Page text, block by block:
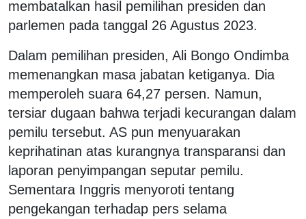
membatalkan hasil pemilihan presiden dan
parlemen pada tanggal 26 Agustus 2023.
Dalam pemilihan presiden, Ali Bongo Ondimba
memenangkan masa jabatan ketiganya. Dia
memperoleh suara 64,27 persen. Namun,
tersiar dugaan bahwa terjadi kecurangan dalam
pemilu tersebut. AS pun menyuarakan
keprihatinan atas kurangnya transparansi dan
laporan penyimpangan seputar pemilu.
Sementara Inggris menyoroti tentang
pengekangan terhadap pers selama